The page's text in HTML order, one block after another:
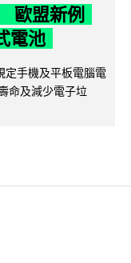
歐盟新例
電池
定手機及平板電腦電
命及減少電子垃